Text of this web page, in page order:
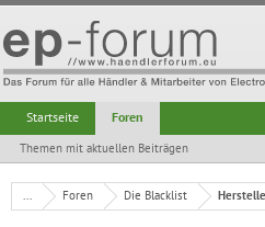
... Foren Die Blacklist
Startseite Foren
Themen mit aktuellen Beiträgen